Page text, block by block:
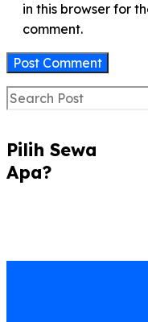
in this browser for
comment.
Search
Pilih Sewa
Apa?